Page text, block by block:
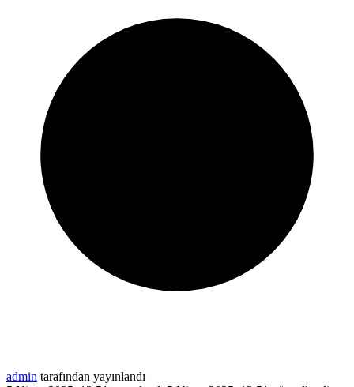
admin tarafından yayınlandı